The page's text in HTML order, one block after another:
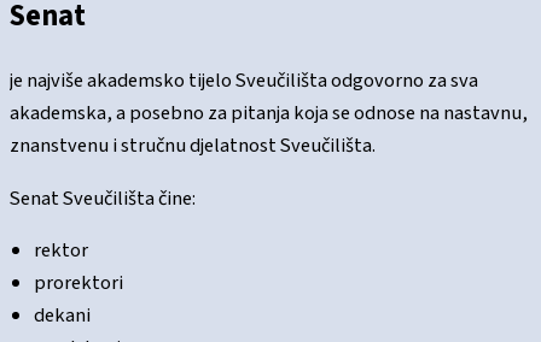
Senat
je najviše akademsko tijelo Sveučilišta odgovorno za sva
akademska, a posebno za pitanja koja se odnose na nastavnu,
znanstvenu i stručnu djelatnost Sveučilišta.
Senat Sveučilišta čine:
rektor
prorektori
dekani